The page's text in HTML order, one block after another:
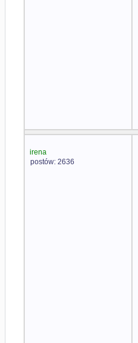
irena
postów: 2636